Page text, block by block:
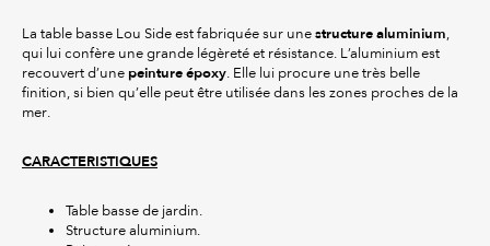
La table basse Lou Side est fabriquée sur une structure aluminium,
qui lui confère une grande légèreté et résistance. L’aluminium est
recouvert d’une peinture époxy. Elle lui procure une très belle
finition, si bien qu’elle peut être utilisée dans les zones proches de la
mer.
CARACTERISTIQUES
Table basse de jardin.
Structure aluminium.